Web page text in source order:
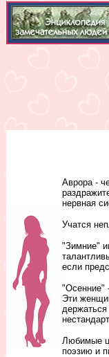
Аврора -
нервная
Учатся
"Зимние"
если
"Осенние"
Эти
Любимые
поэзию и